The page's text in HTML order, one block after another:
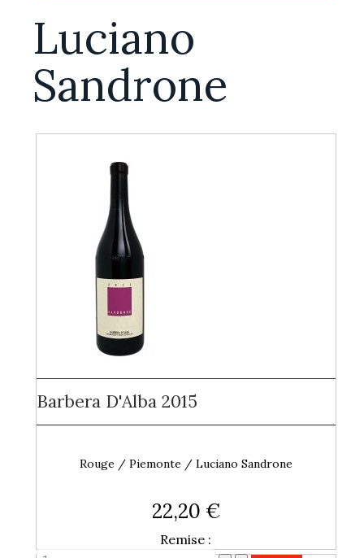
Luciano
Sandrone
Barbera D'Alba 2015
Rouge / Piemonte / Luciano Sandrone
22,20 €
Remise :